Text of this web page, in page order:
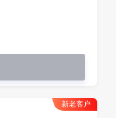
新老客户